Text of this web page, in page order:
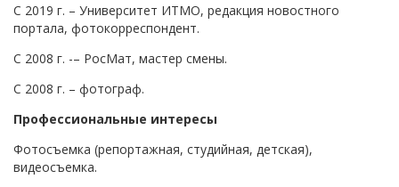
С 2019 г. – Университет ИТМО, редакция новостного
портала, фотокорреспондент.
С 2008 г. -– РосМат, мастер смены.
С 2008 г. – фотограф.
Профессиональные интересы
Фотосъемка (репортажная, студийная, детская),
видеосъемка.